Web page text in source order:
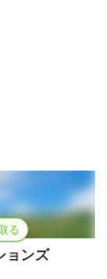
る
ョンズ